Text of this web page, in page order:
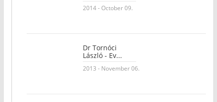
2014 - October 09.
Dr Tornóci
László - Ev...
2013 - November 06.